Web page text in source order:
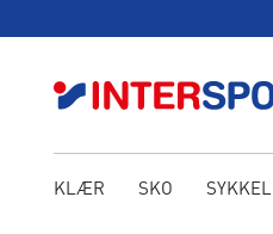
KLÆR SKO SYKKEL